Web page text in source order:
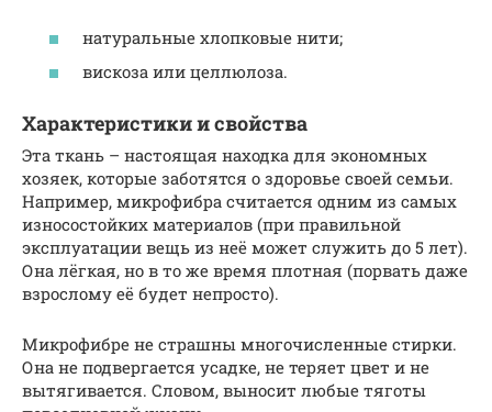
натуральные хлопковые нити;
вискоза или целлюлоза.
Характеристики и свойства
Эта ткань – настоящая находка для экономных
хозяек, которые заботятся о здоровье своей семьи.
Например, микрофибра считается одним из самых
износостойких материалов (при правильной
эксплуатации вещь из неё может служить до 5 лет).
Она лёгкая, но в то же время плотная (порвать даже
взрослому её будет непросто).
Микрофибре не страшны многочисленные стирки.
Она не подвергается усадке, не теряет цвет и не
вытягивается. Словом, выносит любые тяготы